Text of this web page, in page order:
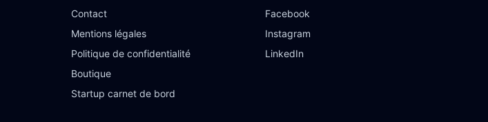
Contact
Mentions légales
Politique de confidentialité
Boutique
Startup carnet de bord
Facebook
Instagram
LinkedIn